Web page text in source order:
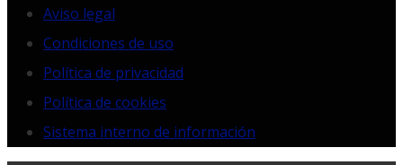
Aviso legal
Condiciones de uso
Política de privacidad
Política de cookies
Sistema interno de información